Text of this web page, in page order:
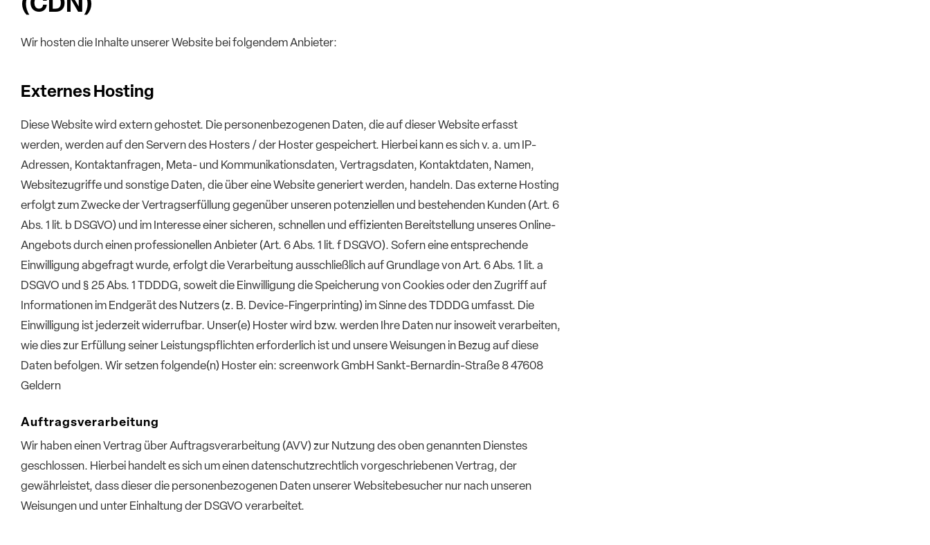
(CDN)
Wir hosten die Inhalte unserer Website bei folgendem Anbieter:
Externes Hosting
Diese Website wird extern gehostet. Die personenbezogenen Daten, die auf dieser Website erfasst
werden, werden auf den Servern des Hosters / der Hoster gespeichert. Hierbei kann es sich v. a. um IP-
Adressen, Kontaktanfragen, Meta- und Kommunikationsdaten, Vertragsdaten, Kontaktdaten, Namen,
Websitezugriffe und sonstige Daten, die über eine Website generiert werden, handeln. Das externe Hosting
erfolgt zum Zwecke der Vertragserfüllung gegenüber unseren potenziellen und bestehenden Kunden (Art. 6
Abs. 1 lit. b DSGVO) und im Interesse einer sicheren, schnellen und effizienten Bereitstellung unseres Online-
Angebots durch einen professionellen Anbieter (Art. 6 Abs. 1 lit. f DSGVO). Sofern eine entsprechende
Einwilligung abgefragt wurde, erfolgt die Verarbeitung ausschließlich auf Grundlage von Art. 6 Abs. 1 lit. a
DSGVO und § 25 Abs. 1 TDDDG, soweit die Einwilligung die Speicherung von Cookies oder den Zugriff auf
Informationen im Endgerät des Nutzers (z. B. Device-Fingerprinting) im Sinne des TDDDG umfasst. Die
Einwilligung ist jederzeit widerrufbar. Unser(e) Hoster wird bzw. werden Ihre Daten nur insoweit verarbeiten,
wie dies zur Erfüllung seiner Leistungspflichten erforderlich ist und unsere Weisungen in Bezug auf diese
Daten befolgen. Wir setzen folgende(n) Hoster ein: screenwork GmbH Sankt-Bernardin-Straße 8 47608
Geldern
Auftragsverarbeitung
Wir haben einen Vertrag über Auftragsverarbeitung (AVV) zur Nutzung des oben genannten Dienstes
geschlossen. Hierbei handelt es sich um einen datenschutzrechtlich vorgeschriebenen Vertrag, der
gewährleistet, dass dieser die personenbezogenen Daten unserer Websitebesucher nur nach unseren
Weisungen und unter Einhaltung der DSGVO verarbeitet.